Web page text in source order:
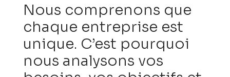
Nous comprenons que
chaque entreprise est
unique. C’est pourquoi
nous analysons vos